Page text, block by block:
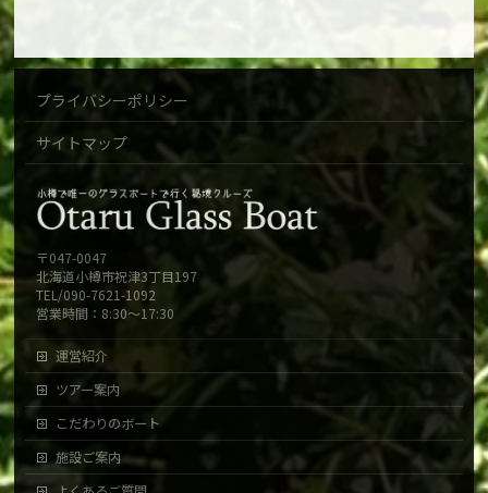
プライバシーポリシー
サイトマップ
〒047-0047
北海道小樽市祝津3丁目197
TEL/090-7621-1092
営業時間：8:30～17:30
運営紹介
ツアー案内
こだわりのボート
施設ご案内